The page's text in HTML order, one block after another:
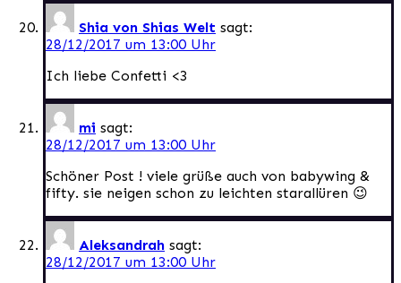
Shia von Shias Welt sagt:
28/12/2017 um 13:00 Uhr
Ich liebe Confetti <3
mi sagt:
28/12/2017 um 13:00 Uhr
Schöner Post ! viele grüße auch von babywing &
fifty. sie neigen schon zu leichten starallüren 😉
Aleksandrah sagt:
28/12/2017 um 13:00 Uhr